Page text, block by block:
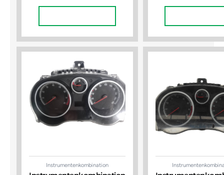
Instrumentenkombination